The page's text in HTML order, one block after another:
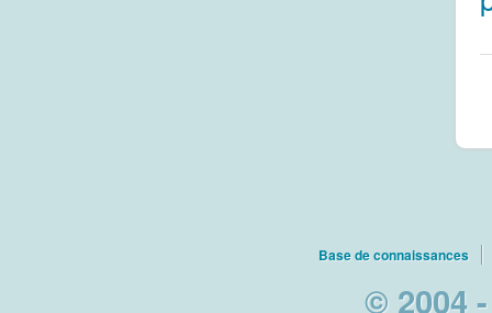
Base de connaissances
© 2004